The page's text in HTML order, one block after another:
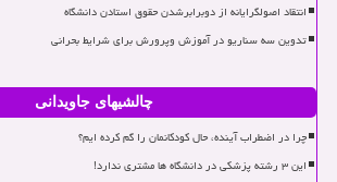
انتقاد اصولگرایانه از دوبرابرشدن حقوق استادن دانشگاه
تدوین سه سناریو در آموزش وپرورش برای شرایط بحرانی
چالشیهای جاویدانی
چرا در اضطراب آینده، حال کودکانمان را گم کرده ایم؟
این ۳ رشته پزشکی در دانشگاه ها مشتری ندارد!